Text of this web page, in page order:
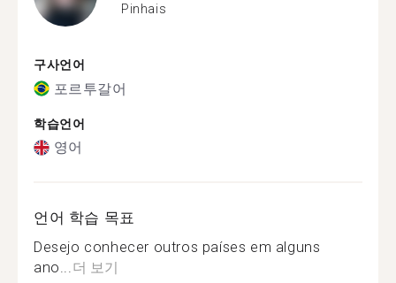
Pinhais
구사언어
포르투갈어
학습언어
영어
언어 학습 목표
Desejo conhecer outros países em alguns
ano...더 보기